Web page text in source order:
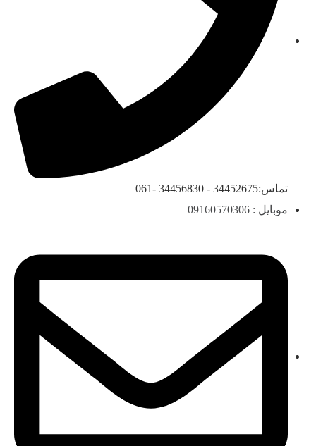
تماس:34452675 - 34456830 -061
موبایل : 09160570306